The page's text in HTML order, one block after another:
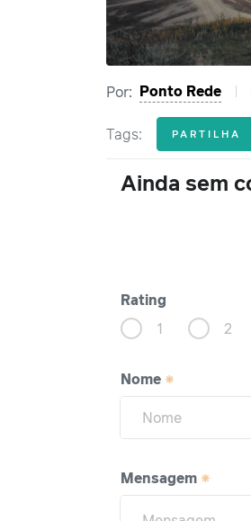
Por: Ponto Rede
Tags: PARTILHA
Ainda sem
Rating
1
2
Nome
Mensagem